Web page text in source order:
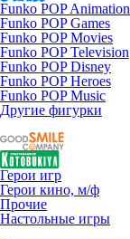
Funko POP Animation
Funko POP Games
Funko POP Movies
Funko POP Television
Funko POP Disney
Funko POP Heroes
Funko POP Music
Другие фигурки
Герои игр
Герои кино, м/ф
Прочие
Настольные игры